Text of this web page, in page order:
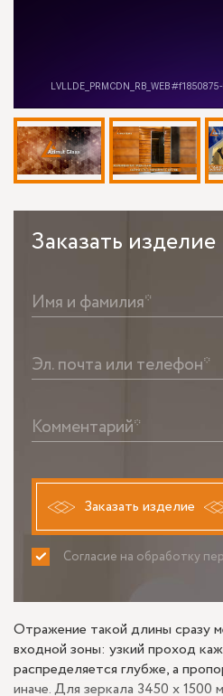
Заказать изделие
Имя и фамилия*
Эл. почта или телефон*
Комментарий*
Заказать изделие
Согласие на обработку
ПРИНИМАЮ
Отражение такой длины сразу
входной зоны: узкий проход
распределяется глубже, а
иначе. Для зеркала 3450 x 1500